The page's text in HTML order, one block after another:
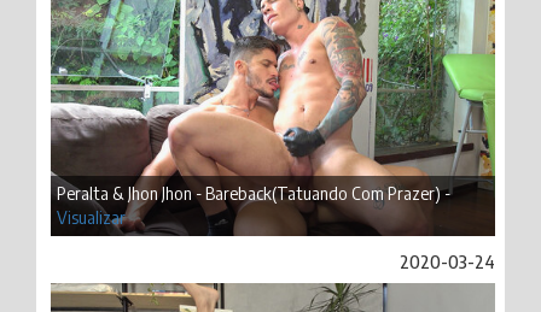
Peralta & Jhon Jhon - Bareback(Tatuando Com Prazer) -
Visualizar
2020-03-24